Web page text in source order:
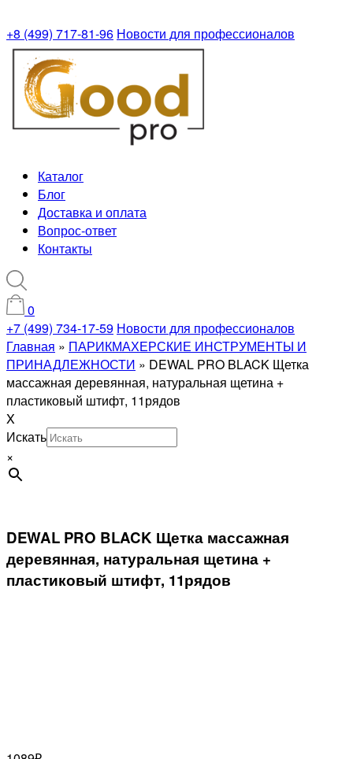
+8 (499) 717-81-96 Новости для профессионалов
Каталог
Блог
Доставка и оплата
Вопрос-ответ
Контакты
0
+7 (499) 734-17-59 Новости для профессионалов
Главная » ПАРИКМАХЕРСКИЕ ИНСТРУМЕНТЫ И
ПРИНАДЛЕЖНОСТИ » DEWAL PRO BLACK Щетка
массажная деревянная, натуральная щетина +
пластиковый штифт, 11рядов
X
Искать
×
DEWAL PRO BLACK Щетка массажная
деревянная, натуральная щетина +
пластиковый штифт, 11рядов